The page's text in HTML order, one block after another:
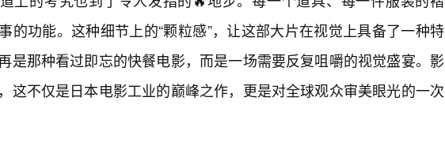
的功能。这种细节上的“颗粒感”，让这部大片在视觉上具备了一种特
是那种看过即忘的快餐电影，而是一场需要反复咀嚼的视觉盛宴。影
这不仅是日本电影工业的巅峰之作，更是对全球观众审美眼光的一次